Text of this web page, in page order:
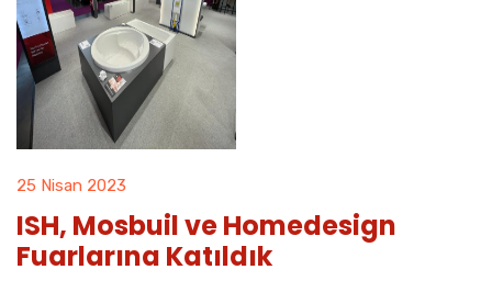
25 Nisan 2023
ISH, Mosbuil ve Homedesign
Fuarlarına Katıldık